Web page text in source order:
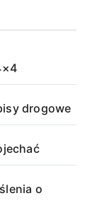
drogowe
o